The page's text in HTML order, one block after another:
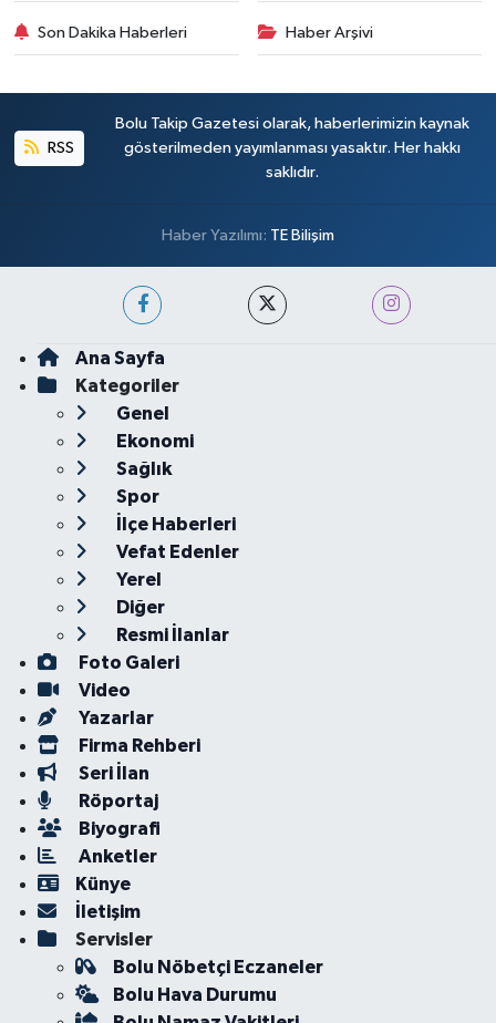
Son Dakika Haberleri Haber Arşivi
RSS
Bolu Takip Gazetesi olarak, haberlerimizin kaynak
gösterilmeden yayımlanması yasaktır. Her hakkı
saklıdır.
Haber Yazılımı: TE Bilişim
Ana Sayfa
Kategoriler
Genel
Ekonomi
Sağlık
Spor
İlçe Haberleri
Vefat Edenler
Yerel
Diğer
Resmi İlanlar
Foto Galeri
Video
Yazarlar
Firma Rehberi
Seri İlan
Röportaj
Biyografi
Anketler
Künye
İletişim
Servisler
Bolu Nöbetçi Eczaneler
Bolu Hava Durumu